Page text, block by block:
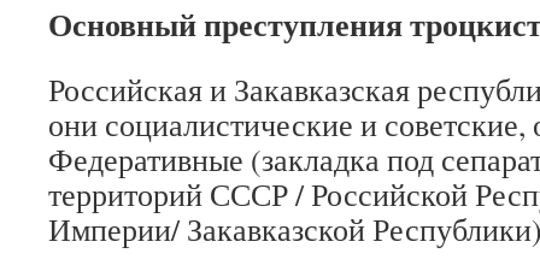
Основный преступления
Российская и Закавказская
они социалистические и
Федеративные (закладка под
территорий СССР / Российской
Империи/ Закавказской